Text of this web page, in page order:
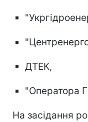
ДТЕК,
"Оператора
На засідання